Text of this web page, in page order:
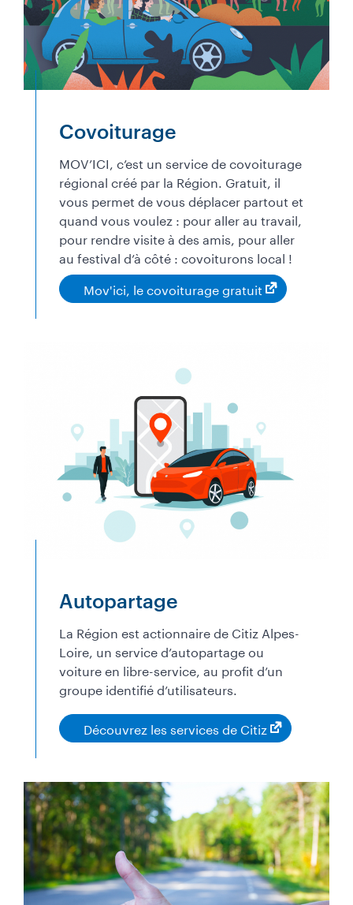
Covoiturage
MOV’ICI, c’est un service de covoiturage
régional créé par la Région. Gratuit, il
vous permet de vous déplacer partout et
quand vous voulez : pour aller au travail,
pour rendre visite à des amis, pour aller
au festival d’à côté : covoiturons local !
Mov'ici, le covoiturage gratuit
Autopartage
La Région est actionnaire de Citiz Alpes-
Loire, un service d’autopartage ou
voiture en libre-service, au profit d’un
groupe identifié d’utilisateurs.
Découvrez les services de Citiz